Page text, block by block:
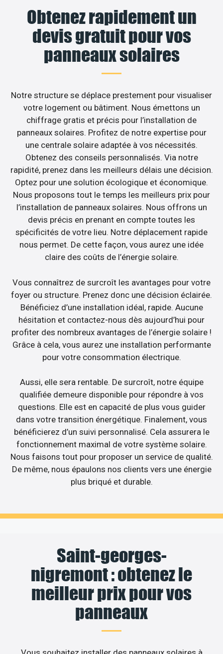
Obtenez rapidement un
devis gratuit pour vos
panneaux solaires
Notre structure se déplace prestement pour visualiser
votre logement ou bâtiment. Nous émettons un
chiffrage gratis et précis pour l’installation de
panneaux solaires. Profitez de notre expertise pour
une centrale solaire adaptée à vos nécessités.
Obtenez des conseils personnalisés. Via notre
rapidité, prenez dans les meilleurs délais une décision.
Optez pour une solution écologique et économique.
Nous proposons tout le temps les meilleurs prix pour
l’installation de panneaux solaires. Nous offrons un
devis précis en prenant en compte toutes les
spécificités de votre lieu. Notre déplacement rapide
nous permet. De cette façon, vous aurez une idée
claire des coûts de l’énergie solaire.
Vous connaîtrez de surcroît les avantages pour votre
foyer ou structure. Prenez donc une décision éclairée.
Bénéficiez d’une installation idéal, rapide. Aucune
hésitation et contactez-nous dès aujourd’hui pour
profiter des nombreux avantages de l’énergie solaire !
Grâce à cela, vous aurez une installation performante
pour votre consommation électrique.
Aussi, elle sera rentable. De surcroît, notre équipe
qualifiée demeure disponible pour répondre à vos
questions. Elle est en capacité de plus vous guider
dans votre transition énergétique. Finalement, vous
bénéficierez d’un suivi personnalisé. Cela assurera le
fonctionnement maximal de votre système solaire.
Nous faisons tout pour proposer un service de qualité.
De même, nous épaulons nos clients vers une énergie
plus briqué et durable.
Saint-georges-
nigremont : obtenez le
meilleur prix pour vos
panneaux